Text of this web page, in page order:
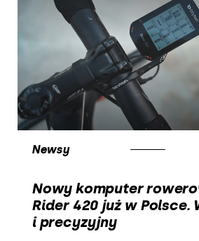
Newsy
Nowy komputer
Rider 420 już w Polsce.
i precyzyjny